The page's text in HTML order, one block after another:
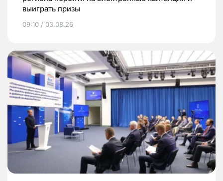
выиграть призы
09:10 / 03.08.26